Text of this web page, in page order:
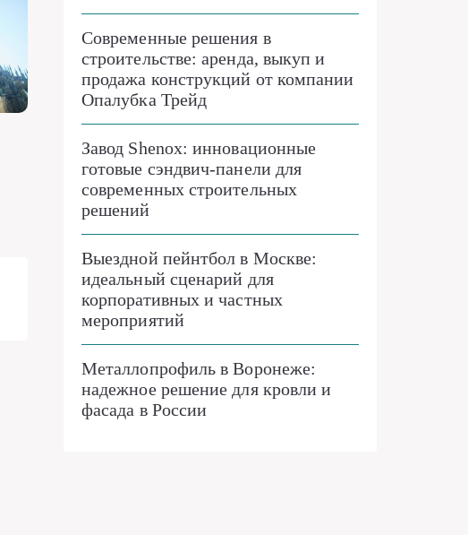
Современные решения в
строительстве: аренда, выкуп и
продажа конструкций от компании
Опалубка Трейд
Завод Shenox: инновационные
готовые сэндвич-панели для
современных строительных
решений
Выездной пейнтбол в Москве:
идеальный сценарий для
корпоративных и частных
мероприятий
Металлопрофиль в Воронеже:
надежное решение для кровли и
фасада в России